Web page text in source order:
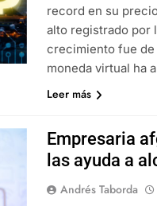
record en su
alto registrado por
crecimiento fue de
moneda virtual ha
Leer más
Empresaria
las ayuda a
Andrés Taborda